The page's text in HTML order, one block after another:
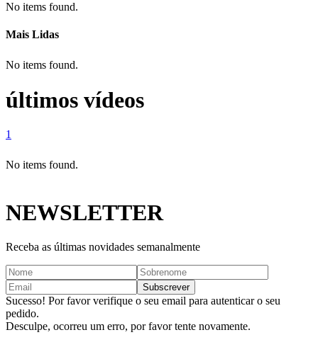
No items found.
Mais Lidas
No items found.
últimos vídeos
1
No items found.
NEWSLETTER
Receba as últimas novidades semanalmente
Sucesso! Por favor verifique o seu email para autenticar o seu
pedido.
Desculpe, ocorreu um erro, por favor tente novamente.